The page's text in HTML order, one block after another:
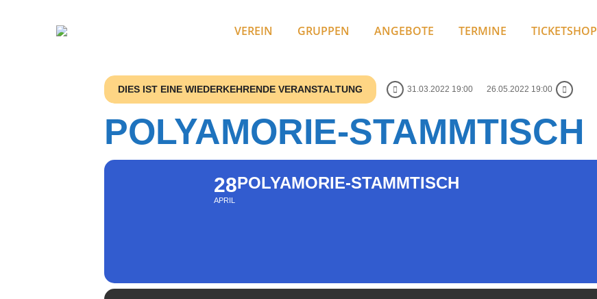
VEREIN GRUPPEN ANGEBOTE TERMINE TICKETSHOP
DIES IST EINE WIEDERKEHRENDE VERANSTALTUNG 31.03.2022 19:00 26.05.2022 19:00
POLYAMORIE-STAMMTISCH
28
APRIL
POLYAMORIE-STAMMTISCH